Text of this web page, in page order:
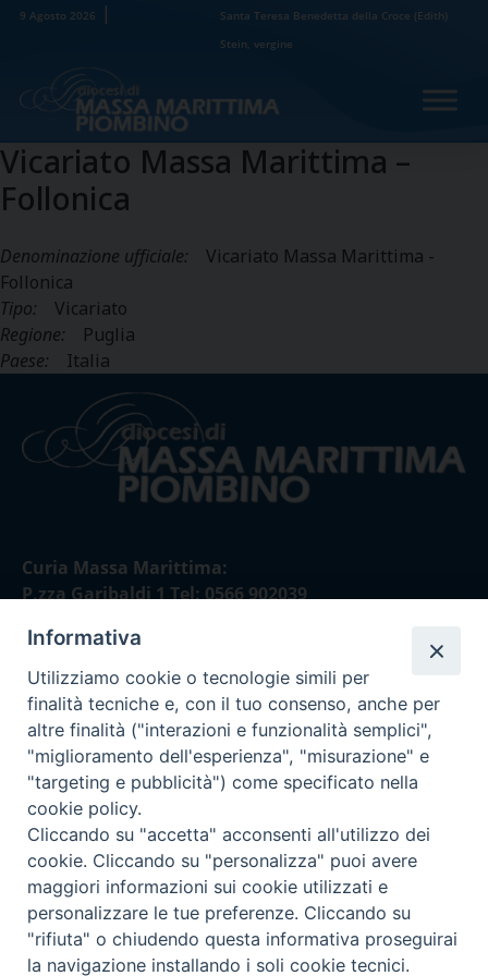
Skip9 Agosto 2026
Santa Teresa Benedetta della Croce (Edith)
Stein, vergine
Vicariato Massa Marittima –
Follonica
Denominazione ufficiale:
Vicariato Massa Marittima -
Follonica
Tipo:
Vicariato
Regione:
Puglia
Paese:
Italia
Curia Massa Marittima:
P.zza Garibaldi 1 Tel: 0566 902039
Curia Piombino:
Via Don Minzoni,58/A Tel e Fax: 0565 32036
E-mail:
curia@diocesimassamarittima.it
Privacy policy - trasparenza
Informativa
Utilizziamo cookie o tecnologie simili per
finalità tecniche e, con il tuo consenso, anche per
altre finalità ("interazioni e funzionalità semplici",
"miglioramento dell'esperienza", "misurazione" e
"targeting e pubblicità") come specificato nella
cookie policy.
Cliccando su "accetta" acconsenti all'utilizzo dei
cookie. Cliccando su "personalizza" puoi avere
maggiori informazioni sui cookie utilizzati e
personalizzare le tue preferenze. Cliccando su
"rifiuta" o chiudendo questa informativa proseguirai
la navigazione installando i soli cookie tecnici.